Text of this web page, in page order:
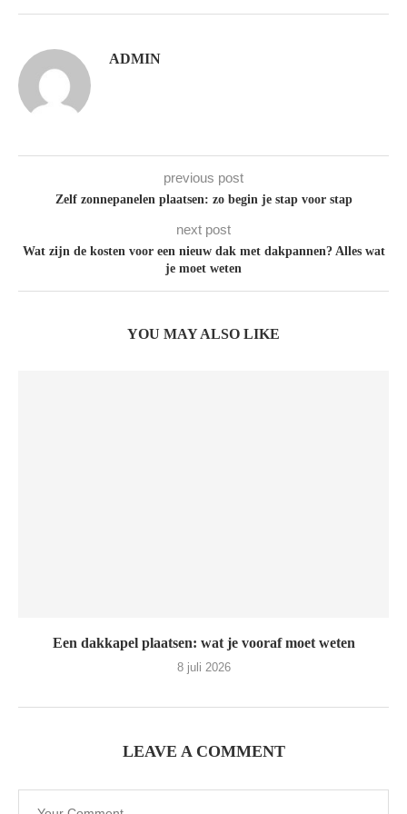
ADMIN
previous post
Zelf zonnepanelen plaatsen: zo begin je stap voor stap
next post
Wat zijn de kosten voor een nieuw dak met dakpannen? Alles wat
je moet weten
YOU MAY ALSO LIKE
Een dakkapel plaatsen: wat je vooraf moet weten
8 juli 2026
LEAVE A COMMENT